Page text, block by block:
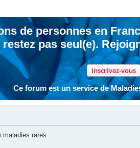
de personnes en
restez pas seul(e).
Inscrivez-vous
Ce forum est un service de
maladies rares :